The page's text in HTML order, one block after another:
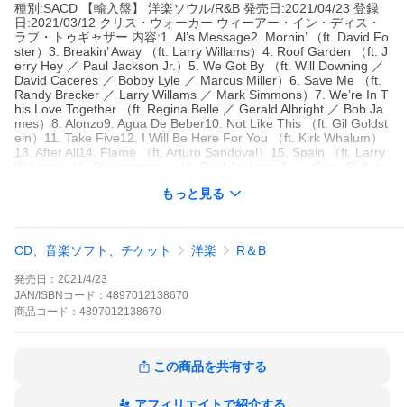
種別:SACD 【輸入盤】 洋楽ソウル/R&B 発売日:2021/04/23 登録
日:2021/03/12 クリス・ウォーカー ウィーアー・イン・ディス・
ラブ・トゥギャザー 内容:1. Al’s Message2. Mornin’ （ft. David Fo
ster）3. Breakin’ Away （ft. Larry Willams）4. Roof Garden （ft. J
erry Hey ／ Paul Jackson Jr.）5. We Got By （ft. Will Downing ／
David Caceres ／ Bobby Lyle ／ Marcus Miller）6. Save Me （ft.
Randy Brecker ／ Larry Willams ／ Mark Simmons）7. We’re In T
his Love Together （ft. Regina Belle ／ Gerald Albright ／ Bob Ja
mes）8. Alonzo9. Agua De Beber10. Not Like This （ft. Gil Goldst
ein）11. Take Five12. I Will Be Here For You （ft. Kirk Whalum）
13. After All14. Flame （ft. Arturo Sandoval）15. Spain （ft. Larry
t） 解説:フュージョン・シーンの名ベースプレイヤーでシンガー
種別
SACD 【輸入盤】
ジャンル
洋楽ソウル/R&B
アーティスト
クリス・ウォーカー
もっと見る
CD、音楽ソフト、チケット 洋楽 R＆B
発売日： 2021/4/23
JAN/ISBNコード： 4897012138670
商品 コード： 4897012138670
この商品を共有する